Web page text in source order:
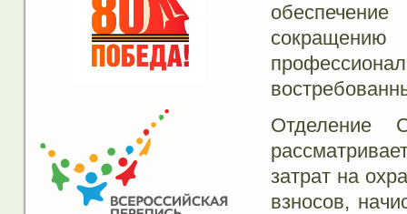
Отделение
затрат на
взносов,